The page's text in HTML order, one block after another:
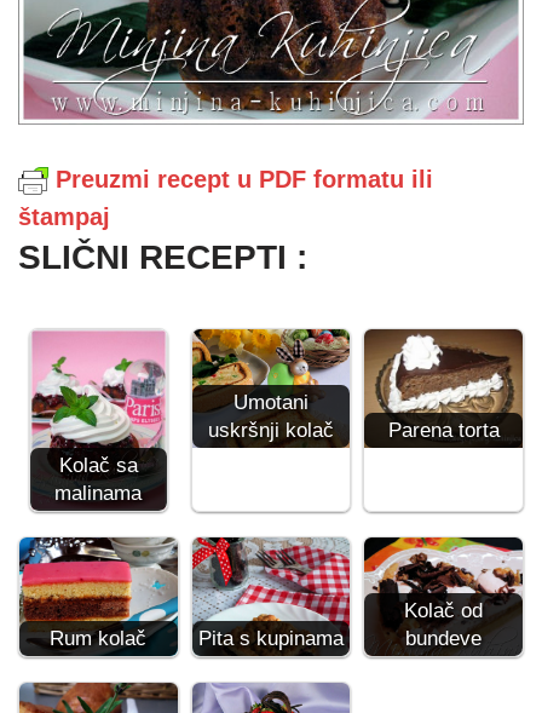
Preuzmi recept u PDF formatu ili
štampaj
SLIČNI RECEPTI :
Kolač sa
malinama
Umotani
uskršnji kolač
Parena torta
Rum kolač Pita s kupinama
Kolač od
bundeve